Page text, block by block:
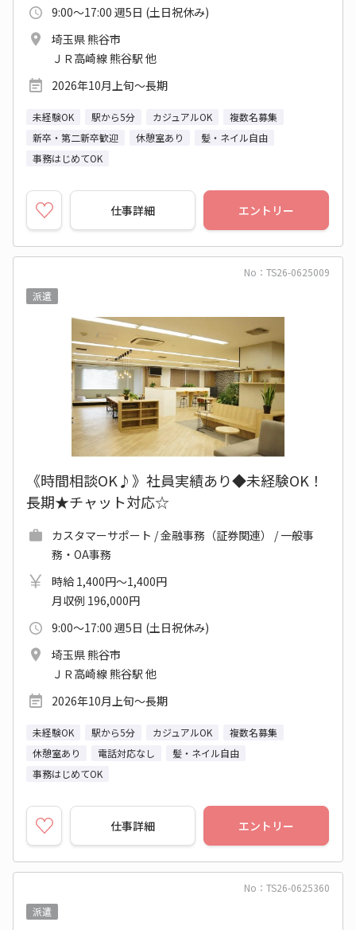
9:00～17:00 週5日 (土日祝休み)
埼玉県 熊谷市
ＪＲ高崎線 熊谷駅 他
2026年10月上旬～長期
未経験OK 駅から5分 カジュアルOK
複数名募集
新卒・第二新卒歓迎
休憩室あり
髪・ネイル自由
事務はじめてOK
仕事詳細 エントリー
No：TS26-0625009
派遣
《時間相談OK♪》社員実績あり◆未経験OK！
長期★チャット対応☆
カスタマーサポート / 金融事務（証券関連） / 一般事
務・OA事務
時給 1,400円～1,400円
月収例 196,000円
9:00～17:00 週5日 (土日祝休み)
埼玉県 熊谷市
ＪＲ高崎線 熊谷駅 他
2026年10月上旬～長期
未経験OK 駅から5分 カジュアルOK
複数名募集
休憩室あり
電話対応なし
髪・ネイル自由
事務はじめてOK
仕事詳細 エントリー
No：TS26-0625360
派遣